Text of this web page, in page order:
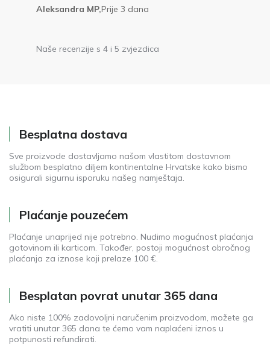
Aleksandra MP,Prije 3 dana
Naše recenzije s 4 i 5 zvjezdica
Besplatna dostava
Sve proizvode dostavljamo našom vlastitom dostavnom
službom besplatno diljem kontinentalne Hrvatske kako bismo
osigurali sigurnu isporuku našeg namještaja.
Plaćanje pouzećem
Plaćanje unaprijed nije potrebno. Nudimo mogućnost plaćanja
gotovinom ili karticom. Također, postoji mogućnost obročnog
plaćanja za iznose koji prelaze 100 €.
Besplatan povrat unutar 365 dana
Ako niste 100% zadovoljni naručenim proizvodom, možete ga
vratiti unutar 365 dana te ćemo vam naplaćeni iznos u
potpunosti refundirati.